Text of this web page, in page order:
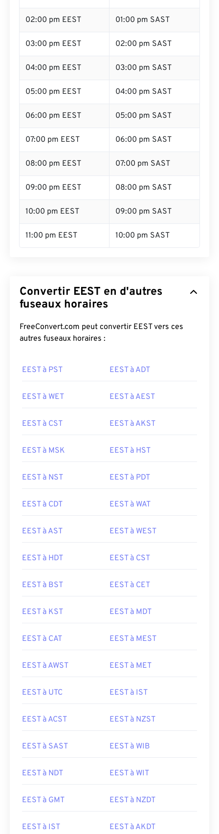
02:00 pm EEST 01:00 pm SAST
03:00 pm EEST 02:00 pm SAST
04:00 pm EEST 03:00 pm SAST
05:00 pm EEST 04:00 pm SAST
06:00 pm EEST 05:00 pm SAST
07:00 pm EEST 06:00 pm SAST
08:00 pm EEST 07:00 pm SAST
09:00 pm EEST 08:00 pm SAST
10:00 pm EEST 09:00 pm SAST
11:00 pm EEST 10:00 pm SAST
Convertir EEST en d'autres
fuseaux horaires
FreeConvert.com peut convertir EEST vers ces
autres fuseaux horaires :
EEST à PST EEST à ADT
EEST à WET EEST à AEST
EEST à CST EEST à AKST
EEST à MSK EEST à HST
EEST à NST EEST à PDT
EEST à CDT EEST à WAT
EEST à AST EEST à WEST
EEST à HDT EEST à CST
EEST à BST EEST à CET
EEST à KST EEST à MDT
EEST à CAT EEST à MEST
EEST à AWST EEST à MET
EEST à UTC EEST à IST
EEST à ACST EEST à NZST
EEST à SAST EEST à WIB
EEST à NDT EEST à WIT
EEST à GMT EEST à NZDT
EEST à IST EEST à AKDT